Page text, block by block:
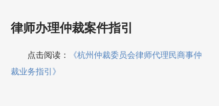
律师办理仲裁案件指引
点击阅读：
《杭州仲裁委员会律师代理民商事仲
裁业务指引》